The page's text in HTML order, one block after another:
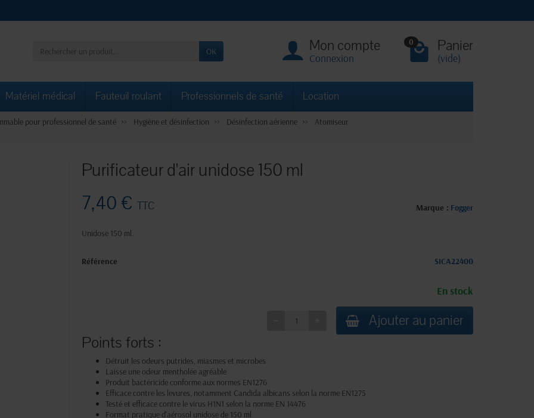
OK Mon compte
Connexion
0 Panier
(vide)
Matériel médical Fauteuil roulant Professionnels de santé Location
pour professionnel de santé Hygiène et désinfection Désinfection aérienne
Atomiseur
Purificateur d'air unidose 150 ml
Marque : Fogger
7,40 €TTC
Unidose 150 ml.
Référence SICA22400
En stock
Ajouter au panier
Points forts :
Détruit les odeurs putrides, miasmes et microbes
Laisse une odeur mentholée agréable
Produit bactéricide conforme aux normes EN1276
Efficace contre les levures, notamment Candida albicans selon la norme EN1275
Testé et efficace contre le virus H1N1 selon la norme EN 14476
Format pratique d'aérosol unidose de 150 ml